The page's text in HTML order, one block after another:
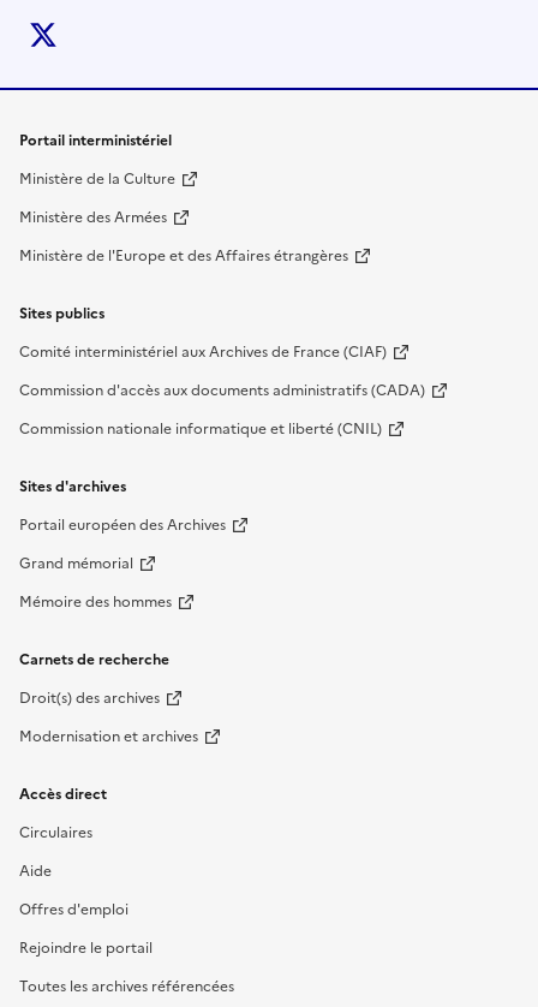
Liens de bas de page
Portail interministériel
Ministère de la Culture
Ministère des Armées
Ministère de l'Europe et des Affaires étrangères
Sites publics
Comité interministériel aux Archives de France (CIAF)
Commission d'accès aux documents administratifs (CADA)
Commission nationale informatique et liberté (CNIL)
Sites d'archives
Portail européen des Archives
Grand mémorial
Mémoire des hommes
Carnets de recherche
Droit(s) des archives
Modernisation et archives
Accès direct
Circulaires
Aide
Offres d'emploi
Rejoindre le portail
Toutes les archives référencées